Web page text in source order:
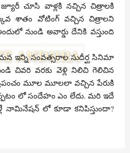
చూసి వాళ్లకి నచ్చిన చిత్రాలకి
శాతం వోటింగ్ వచ్చిన చిత్రాలని
నుండి అవార్డు దేనికి వస్తుంది
ఇన్ని సంవత్సరాల సుదీర్ఘ సినిమా
చివరి వరకు వెళ్లి నిలిచి గెలిచిన
మూల మూలలా వచ్చిన పేరుకి
లో సందేహం ఎం లేదు. మరి ఇదే
నామినేషన్ లో కూడా కనిపిస్తుందా?